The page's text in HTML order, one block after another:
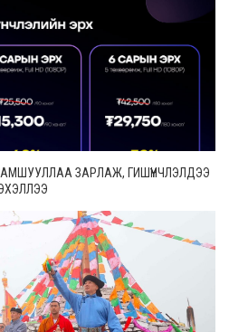
ЗАРЛАЖ, ГИШҮҮНЧЛЭЛДЭЭ
ЭХЭЛЛЭЭ